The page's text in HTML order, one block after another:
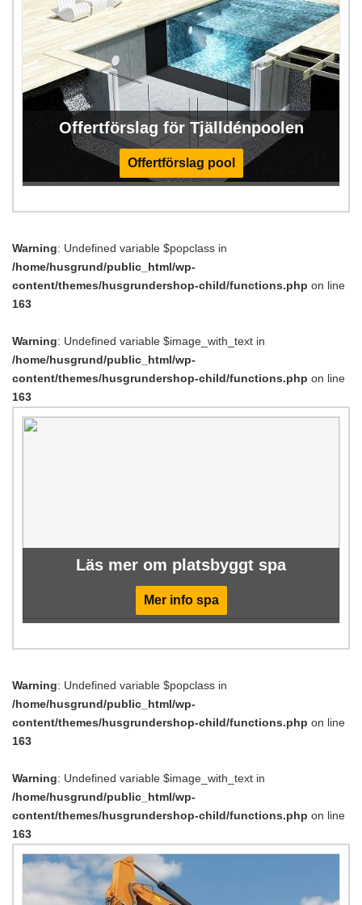
Offertförslag för Tjälldénpoolen
Offertförslag pool
Warning: Undefined variable $popclass in
/home/husgrund/public_html/wp-
content/themes/husgrundershop-child/functions.php on line
163
Warning: Undefined variable $image_with_text in
/home/husgrund/public_html/wp-
content/themes/husgrundershop-child/functions.php on line
163
Läs mer om platsbyggt spa
Mer info spa
Warning: Undefined variable $popclass in
/home/husgrund/public_html/wp-
content/themes/husgrundershop-child/functions.php on line
163
Warning: Undefined variable $image_with_text in
/home/husgrund/public_html/wp-
content/themes/husgrundershop-child/functions.php on line
163